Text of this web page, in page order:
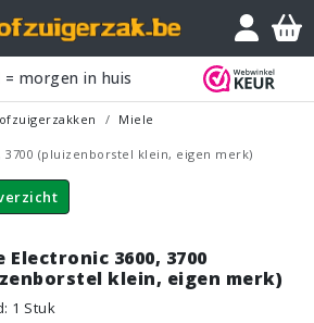
morgen in huis
Miele
3700 (pluizenborstel klein, eigen merk)
Electronic 3600, 3700
klein, eigen merk)
: 1 Stuk
Vraagje?